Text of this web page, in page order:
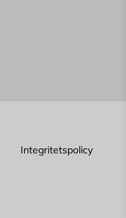
Integritetspolicy